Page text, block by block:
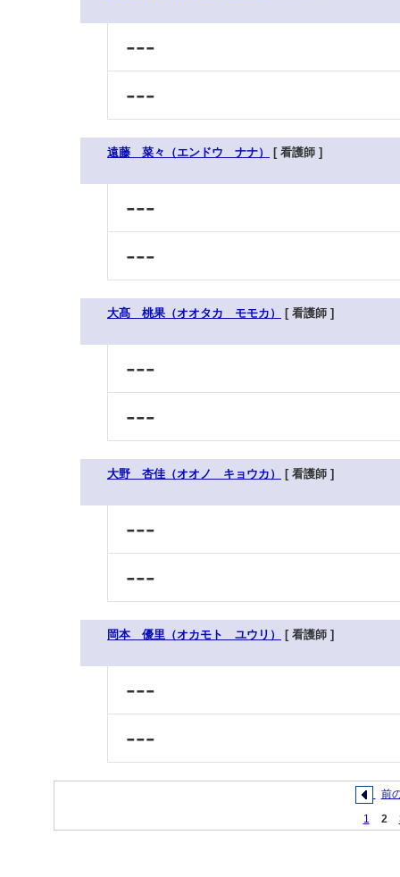
---
---
遠藤 菜々（エンドウ ナナ） [ 看護師 ]
---
---
大髙 桃果（オオタカ モモカ） [ 看護師 ]
---
---
大野 杏佳（オオノ キョウカ） [ 看護師 ]
---
---
岡本 優里（オカモト ユウリ） [ 看護師 ]
---
---
前
1
2